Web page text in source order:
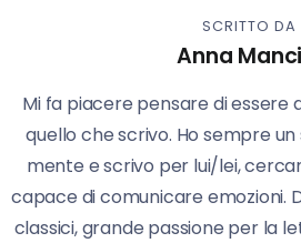
SCRITTO DA
Anna
Mi fa piacere pensare di
quello che scrivo. Ho sempre
mente e scrivo per lui/lei,
capace di comunicare emozioni.
classici, grande passione per la